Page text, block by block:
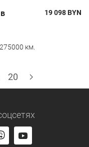
19 098BYN
275000 км.
20